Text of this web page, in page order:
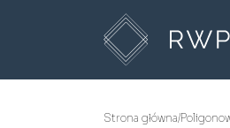
Strona główna/